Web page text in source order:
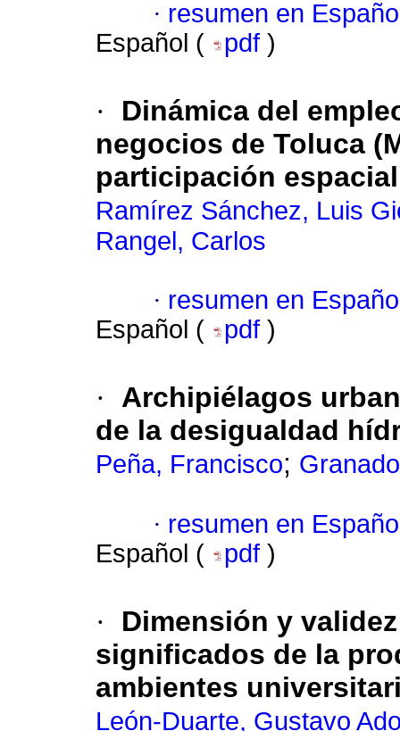
· resumen en
Español (
pdf )
·
Dinámica del
negocios de Toluca
participación espacial
Ramírez Sánchez, Luis
Rangel, Carlos
· resumen en
Español (
pdf )
·
Archipiélagos
de la desigualdad
Peña, Francisco;
· resumen en
Español (
pdf )
·
Dimensión y
significados de la
ambientes
León-Duarte, Gustavo